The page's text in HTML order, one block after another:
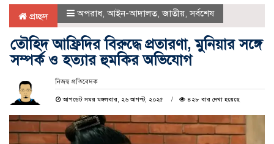
প্রচ্ছদ অপরাধ, আইন-আদালত,জাতীয়,সর্বশেষ
তৌহিদ আফ্রিদির বিরুদ্ধে প্রতারণা, মুনিয়ার সঙ্গে
সম্পর্ক ও হত্যার হুমকির অভিযোগ
নিজস্ব প্রতিবেদক
আপডেট সময় মঙ্গলবার, ২৬ আগস্ট, ২০২৫ ৪২৮ বার দেখা হয়েছে